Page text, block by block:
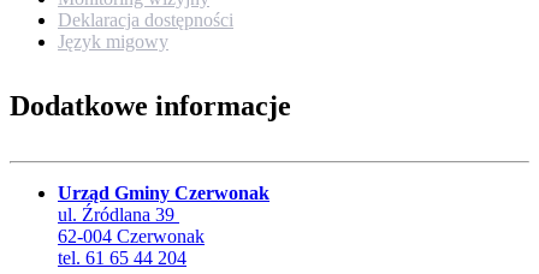
Deklaracja dostępności
Język migowy
Dodatkowe informacje
Urząd Gminy Czerwonak
ul. Źródlana 39
62-004 Czerwonak
tel. 61 65 44 204